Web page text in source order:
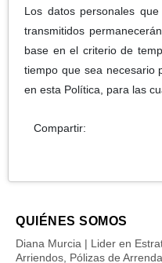
Los datos personales
transmitidos
base en el criterio de
tiempo que sea necesario
en esta Política, para las
Compartir:
QUIÉNES SOMOS
Diana Murcia | Lider en
Arriendos, Pólizas de